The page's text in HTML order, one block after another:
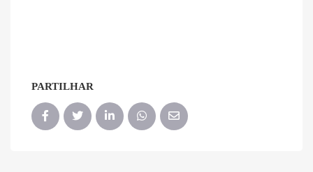
PARTILHAR